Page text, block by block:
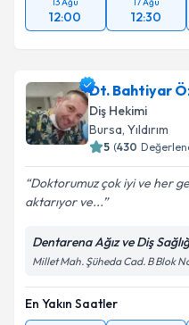
12:00 12:30
Dt. Bahtiyar
Diş Hekimi
Bursa, Yıldırım
5 (430
Doktorumuz çok iyi ve her
aktarıyor ve...
Dentarena Ağız ve Diş
Millet Mah. Şüheda Cad. B Blok
En Yakın Saatler